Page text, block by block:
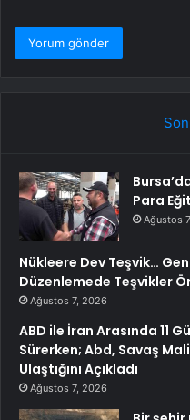
Para
Ağustos
Nükleere Dev Teşvik…
Düzenlemede Teşvikler
Ağustos 7, 2026
ABD ile İran Arasında 11
Sürerken; Abd, Savaş
Ulaştığını Açıkladı
Ağustos 7, 2026